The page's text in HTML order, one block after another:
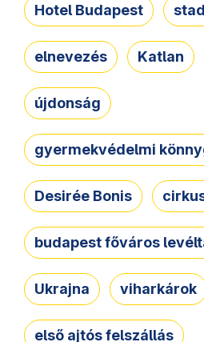
Hotel Budapest
elnevezés Katlan
újdonság
gyermekvédelmi
Desirée Bonis
budapest főváros
Ukrajna viharkárok
első ajtós felszállás